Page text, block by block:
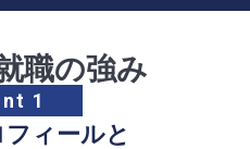
職の強み
1
ィールと